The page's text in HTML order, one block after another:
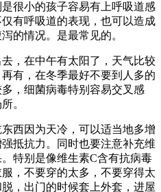
很小的孩子容易有上呼吸道感
有呼吸道的表现，也可以造成
的情况。是最常见的。
，在中午有太阳了，天气比较
有，在冬季最好不要到人多的
，细菌病毒特别容易交叉感
。
西因为天冷，可以适当地多增
抵抗力。同时也要注意补充维
特别是像维生素C含有抗病毒
，不要穿的太多，不要穿得太
，出门的时候套上外套，进屋